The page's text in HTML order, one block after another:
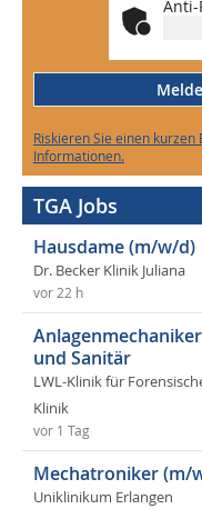
Anti-
Riskieren Sie einen
Informationen.
TGA Jobs
Hausdame (m/w/d)
Dr. Becker Klinik Juliana
vor 22 h
und Sanitär
LWL-Klinik für
Klinik
vor 1 Tag
Mechatroniker (m/
Uniklinikum Erlangen